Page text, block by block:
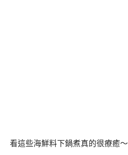
看這些海鮮料下鍋煮真的很療癒～